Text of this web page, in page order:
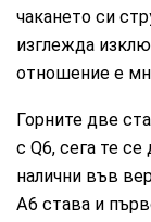
чакането си
изглежда
отношение е
Горните две
с Q6, сега те
налични във
А6 става и